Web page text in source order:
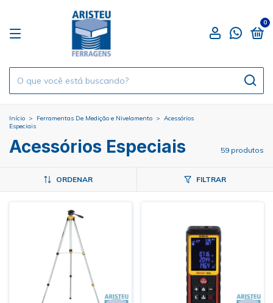
0
Início > Ferramentas De Medição e Nivelamento > Acessórios
Especiais
Acessórios Especiais 59 produtos
ORDENAR FILTRAR